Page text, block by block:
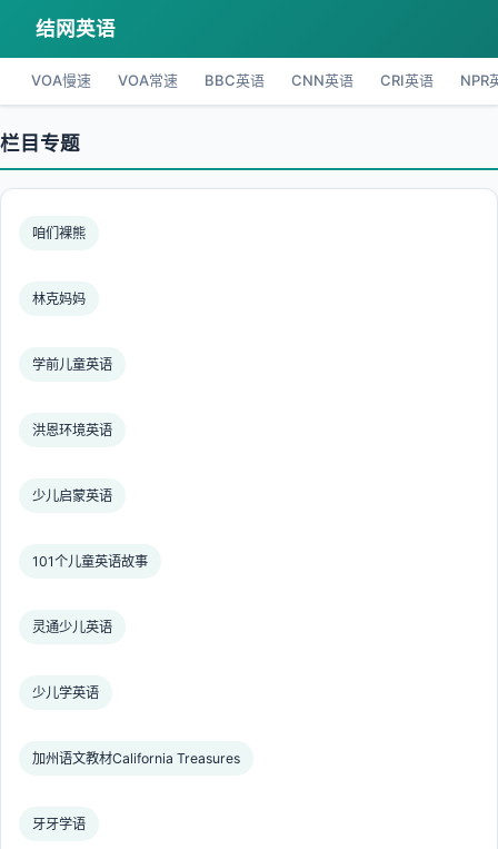
结网英语
VOA慢速 VOA常速 BBC英语 CNN英语 CRI英语 NPR
栏目专题
咱们裸熊
林克妈妈
学前儿童英语
洪恩环境英语
少儿启蒙英语
101个儿童英语故事
灵通少儿英语
少儿学英语
加州语文教材California Treasures
牙牙学语